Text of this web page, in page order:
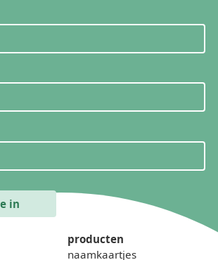
producten
naamkaartjes